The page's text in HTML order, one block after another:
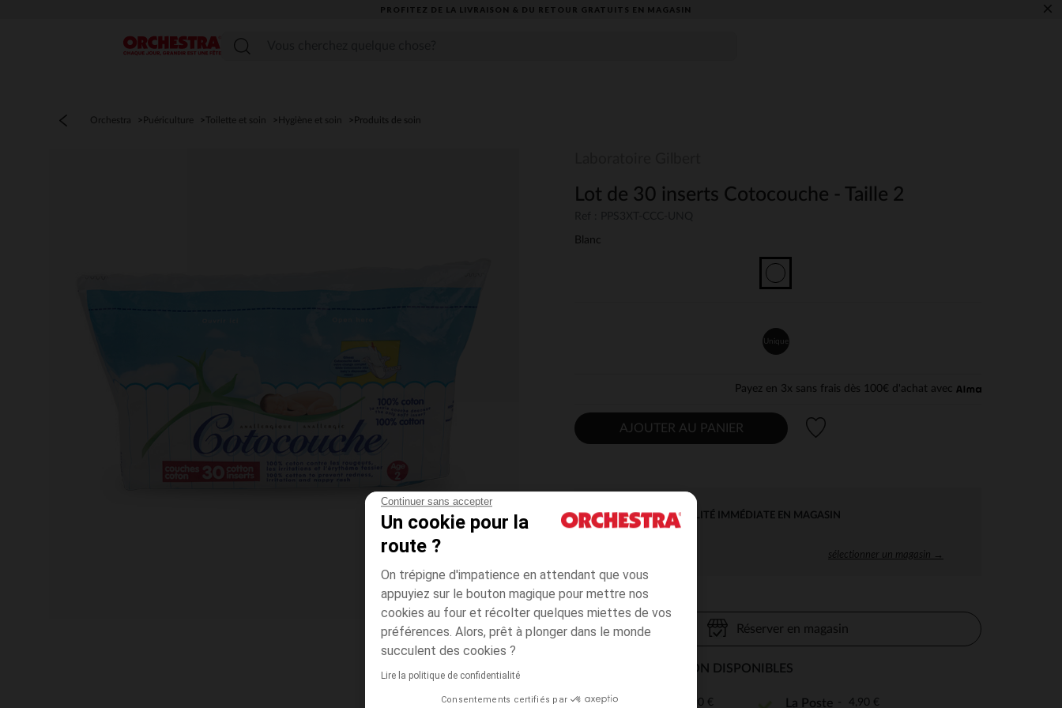
Continuer sans accepter
Un cookie pour la
route ?
On trépigne d'impatience en attendant que vous
appuyiez sur le bouton magique pour mettre nos
cookies au four et récolter quelques miettes de vos
préférences. Alors, prêt à plonger dans le monde
succulent des cookies ?
Lire la politique de confidentialité
Consentements certifiés par
PROFITEZ DE LA LIVRAISON & DU RETOUR GRATUITS EN MAGASIN​ ×
Menu
Orchestra Puériculture Toilette et soin Hygiène et soin Produits de soin
Lot de 30 inserts Cotocouche - Taille 2
Blanc
Unique
Payez en 3x sans frais dès 100€ d'achat avec
AJOUTER AU PANIER
DISPONIBILITÉ IMMÉDIATE EN MAGASIN
sélectionner un magasin →
Réserver en magasin
MODES DE LIVRAISON DISPONIBLES
Point Relais 4,90 € La Poste 4,90 €